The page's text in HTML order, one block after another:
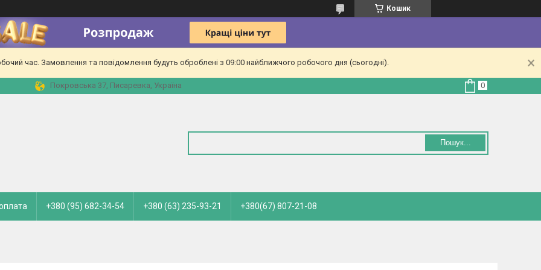
Кошик
час. Замовлення та повідомлення будуть оброблені з 09:00 найближчого робочого дня (сьогодні).
Покровська 37, Писаревка, Україна
Пошук...
+380 (95) 682-34-54 +380 (63) 235-93-21 +380(67) 807-21-08